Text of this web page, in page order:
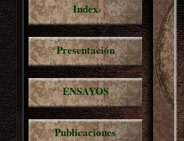
Index
Presentación
ENSAYOS
Publicaciones